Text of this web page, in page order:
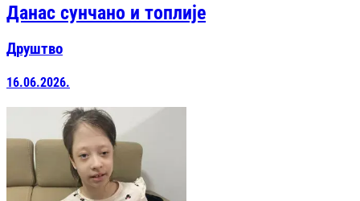
Данас сунчано и топлије
Друштво
16.06.2026.